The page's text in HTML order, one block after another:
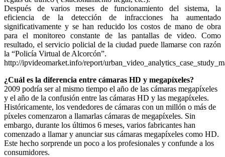
Después de varios meses de funcionamiento del sistema, la
eficiencia de la detección de infracciones ha aumentado
significativamente y se han reducido los costos de mano de obra
para el monitoreo constante de las pantallas de video. Como
resultado, el servicio policial de la ciudad puede llamarse con razón
la “Policía Virtual de Alcorcón”.
http://ipvideomarket.info/report/
¿Cuál es la diferencia entre cámaras HD y megapíxeles?
2009 podría ser al mismo tiempo el año de las cámaras megapíxeles
y el año de la confusión entre las cámaras HD y las megapíxeles.
Históricamente, los vendedores de cámaras con un millón o más de
píxeles comenzaron a llamarlas cámaras de megapíxeles. Sin
embargo, durante los últimos 6 meses, varios fabricantes han
comenzado a llamar y anunciar sus cámaras megapíxeles como HD.
Este hecho sorprende un poco a los profesionales y confunde a los
consumidores.